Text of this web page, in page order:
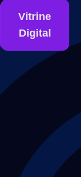
Vitrine
Digital